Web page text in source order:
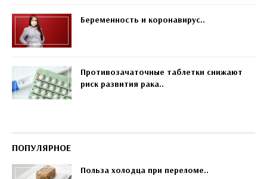
Беременность и коронавирус..
Противозачаточные таблетки снижают
риск развития рака..
ПОПУЛЯРНОЕ
Польза холодца при переломе..